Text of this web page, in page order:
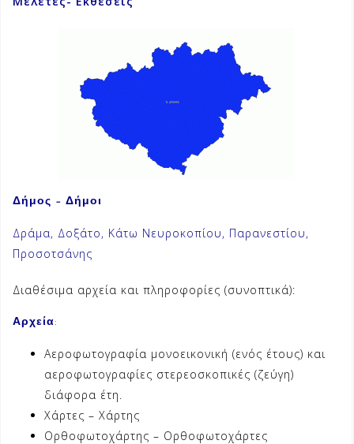
Δήμος – Δήμοι
Δράμα, Δοξάτο, Κάτω Νευροκοπίου, Παρανεστίου,
Προσοτσάνης
Διαθέσιμα αρχεία και πληροφορίες (συνοπτικά):
Αρχεία:
Aεροφωτογραφία μονοεικονική (ενός έτους) και
αεροφωτογραφίες στερεοσκοπικές (ζεύγη)
διάφορα έτη.
Χάρτες – Χάρτης
Ορθοφωτοχάρτης – Ορθοφωτοχάρτες